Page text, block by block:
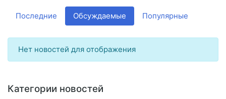
Последние Обсуждаемые Популярные
Нет новостей для отображения
Категории новостей